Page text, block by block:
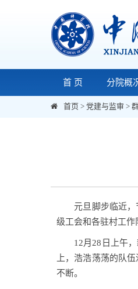
首 页 分院概
首页 > 党建与监审 >
元旦脚步临近
级工会和各驻村工作
12月 28 日上午
上，浩浩荡荡的队
不断。